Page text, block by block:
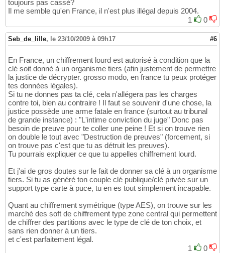
toujours pas cassé?
Il me semble qu'en France, il n'est plus illégal depuis 2004.
1
0
Seb_de_lille, le 23/10/2009 à 09h17 #6
En France, un chiffrement lourd est autorisé à condition que la
clé soit donné à un organisme tiers (afin justement de permettre
la justice de décrypter. grosso modo, en france tu peux protéger
tes données légales).
Si tu ne donnes pas ta clé, cela n'allégera pas les charges
contre toi, bien au contraire ! Il faut se souvenir d'une chose, la
justice possède une arme fatale en france (surtout au tribunal
de grande instance) : "L'intime conviction du juge" Donc pas
besoin de preuve pour te coller une peine ! Et si on trouve rien
on double le tout avec "Destruction de preuves" (forcement, si
on trouve pas c'est que tu as détruit les preuves).
Tu pourrais expliquer ce que tu appelles chiffrement lourd.
Et j'ai de gros doutes sur le fait de donner sa clé à un organisme
tiers. Si tu as généré ton couple clé publique/clé privée sur un
support type carte à puce, tu en es tout simplement incapable.
Quant au chiffrement symétrique (type AES), on trouve sur les
marché des soft de chiffrement type zone central qui permettent
de chiffrer des partitions avec le type de clé de ton choix, et
sans rien donner à un tiers.
et c'est parfaitement légal.
1
0